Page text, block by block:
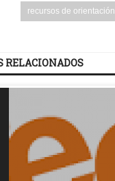
recursos de orientación
RELACIONADOS